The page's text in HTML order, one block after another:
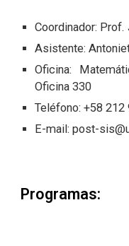
Coordinador: Prof.
Asistente:
Oficina:
Oficina330
Teléfono: +58 212
E-mail:post-
Programas: